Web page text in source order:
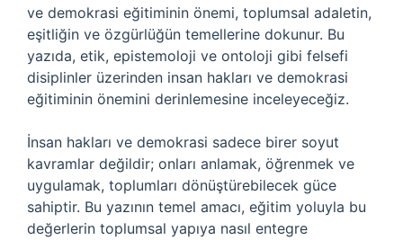
ve demokrasi eğitiminin önemi, toplumsal adaletin,
eşitliğin ve özgürlüğün temellerine dokunur. Bu
yazıda, etik, epistemoloji ve ontoloji gibi felsefi
disiplinler üzerinden insan hakları ve demokrasi
eğitiminin önemini derinlemesine inceleyeceğiz.
İnsan hakları ve demokrasi sadece birer soyut
kavramlar değildir; onları anlamak, öğrenmek ve
uygulamak, toplumları dönüştürebilecek güce
sahiptir. Bu yazının temel amacı, eğitim yoluyla bu
değerlerin toplumsal yapıya nasıl entegre